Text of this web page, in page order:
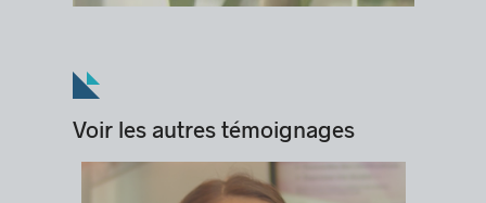
Voir les autres témoignages